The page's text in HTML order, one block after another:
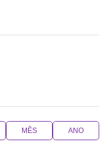
MÊS ANO